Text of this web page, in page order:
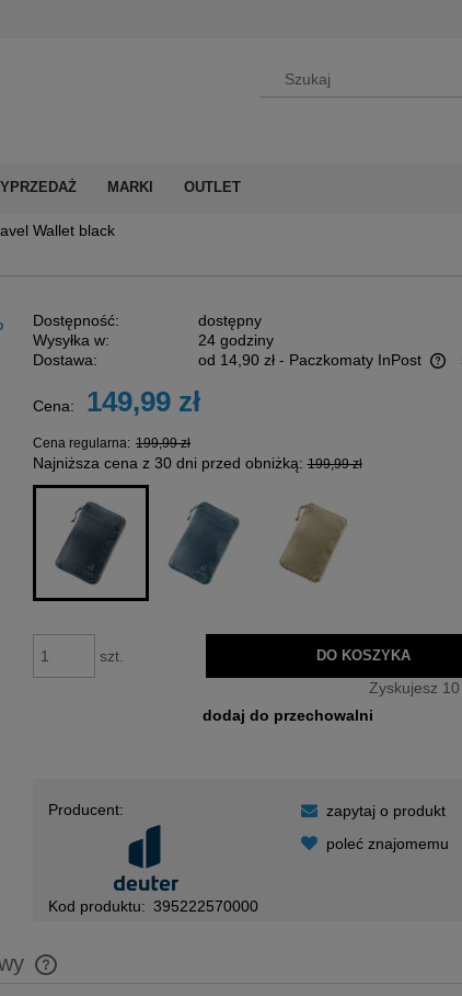
MARKI OUTLET
Wallet black
Dostępność:
dostępny
Wysyłka w:
24 godziny
Dostawa:
od 14,90 zł - Paczkomaty InPost
Cena nie zawiera ewentualnych kosztów
Cena: 149,99 zł
Cena regularna: 199,99 zł
Najniższa cena z 30 dni przed obniżką:199,99 zł
szt. DO KOSZYKA
Zyskujesz 10
dodaj do przechowalni
Producent:
Kod produktu: 395222570000
zapytaj o produkt
poleć znajomemu